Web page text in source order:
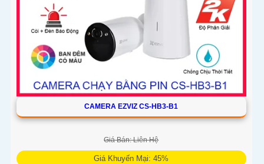
CAMERA EZVIZ CS-HB3-B1
Giá Bán: Liên Hệ
Giá Khuyến Mại: 45%